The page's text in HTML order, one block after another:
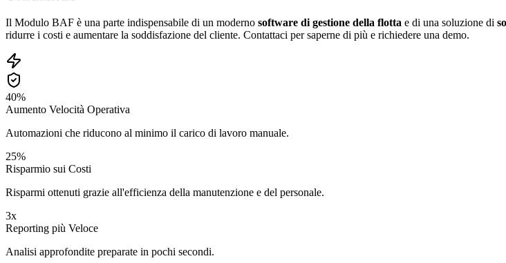
Il Modulo BAF è una parte indispensabile di un moderno software di gestione della flotta e di una soluzione di
ridurre i costi e aumentare la soddisfazione del cliente. Contattaci per saperne di più e richiedere una demo.
40%
Aumento Velocità Operativa
Automazioni che riducono al minimo il carico di lavoro manuale.
25%
Risparmio sui Costi
Risparmi ottenuti grazie all'efficienza della manutenzione e del personale.
3x
Reporting più Veloce
Analisi approfondite preparate in pochi secondi.